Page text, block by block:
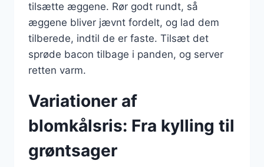
tilsætte æggene. Rør godt rundt, så
æggene bliver jævnt fordelt, og lad dem
tilberede, indtil de er faste. Tilsæt det
sprøde bacon tilbage i panden, og server
retten varm.
Variationer af
blomkålsris: Fra kylling til
grøntsager